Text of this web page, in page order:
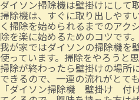
ダイソン掃除機は壁掛けにして
掃除機は、すぐに取り出しやす
く掃除を始められるまでのアク
除を楽に始めるためのコツです。
我が家ではダイソンの掃除機を
使っています。掃除をやろうと
掃除が終わったら壁掛けの場所
できるので、一連の流れがとて
「ダイソン掃除機 壁掛け 付